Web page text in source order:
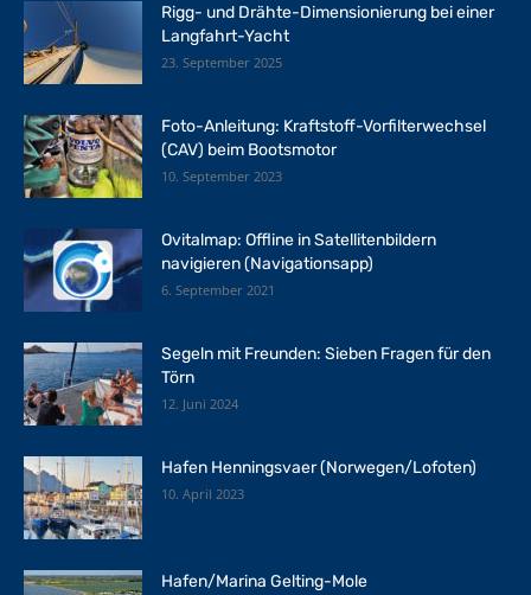
Rigg- und Drähte-Dimensionierung bei einer
Langfahrt-Yacht
23. September 2025
Foto-Anleitung: Kraftstoff-Vorfilterwechsel
(CAV) beim Bootsmotor
10. September 2023
Ovitalmap: Offline in Satellitenbildern
navigieren (Navigationsapp)
6. September 2021
Segeln mit Freunden: Sieben Fragen für den
Törn
12. Juni 2024
Hafen Henningsvaer (Norwegen/Lofoten)
10. April 2023
Hafen/Marina Gelting-Mole